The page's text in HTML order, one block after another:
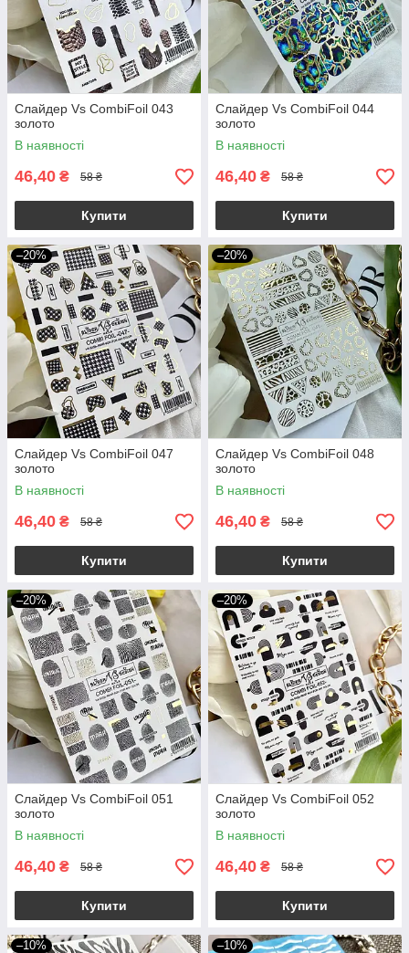
Слайдер Vs CombiFoil 043
золото
В наявності
46,40 ₴ 58 ₴
Купити
Слайдер Vs CombiFoil 044
золото
В наявності
46,40 ₴ 58 ₴
Купити
–20%
Слайдер Vs CombiFoil 047
золото
В наявності
46,40 ₴ 58 ₴
Купити
–20%
Слайдер Vs CombiFoil 048
золото
В наявності
46,40 ₴ 58 ₴
Купити
–20%
Слайдер Vs CombiFoil 051
золото
В наявності
46,40 ₴ 58 ₴
Купити
–20%
Слайдер Vs CombiFoil 052
золото
В наявності
46,40 ₴ 58 ₴
Купити
–10% –10%